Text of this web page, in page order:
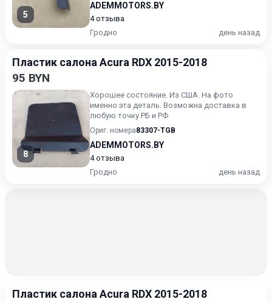
5
ADEMMOTORS.BY
4 отзыва
Гродно
день назад
Пластик салона Acura RDX 2015-2018
95 BYN
8
Хорошее состояние. Из США. На фото
именно эта деталь. Возможна доставка в
любую точку РБ и РФ
Ориг. номера83307-TGB
ADEMMOTORS.BY
4 отзыва
Гродно
день назад
Пластик салона Acura RDX 2015-2018